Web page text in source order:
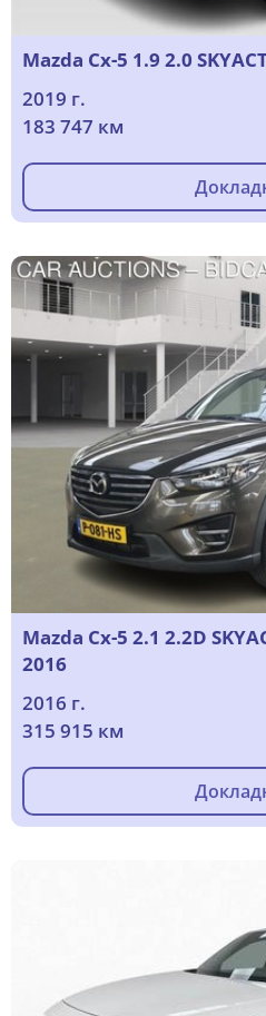
Mazda Cx-5 1.9 2.0
2019 г.
183 747 км
Mazda Cx-5 2.1 2.2D
2016
2016 г.
315 915 км